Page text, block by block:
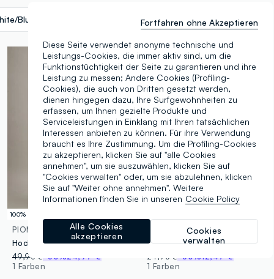
Blue/Yellow/Blue label.selectsize
100% Baumwolle
PIOMBO
Hochtaillierter Rock aus reinem Baumwollstoff mit mehrfarbigen Streifen
49,95 € -50%24,97 €
1 Farben
Weiße Minirock aus Baumwoll-Viskose-Mix mit Volants
24,95 € -50%12,47 €
1 Farben
Diese Seite verwendet anonyme technische und
Leistungs-Cookies, die immer aktiv sind, um die
Funktionstüchtigkeit der Seite zu garantieren und ihre
Leistung zu messen; Andere Cookies (Profiling-
Cookies), die auch von Dritten gesetzt werden,
dienen hingegen dazu, Ihre Surfgewohnheiten zu
erfassen, um Ihnen gezielte Produkte und
Serviceleistungen in Einklang mit Ihren tatsächlichen
Interessen anbieten zu können. Für ihre Verwendung
braucht es Ihre Zustimmung. Um die Profiling-Cookies
zu akzeptieren, klicken Sie auf "alle Cookies
annehmen", um sie auszuwählen, klicken Sie auf
"Cookies verwalten" oder, um sie abzulehnen, klicken
Sie auf "Weiter ohne annehmen". Weitere
Informationen finden Sie in unseren Cookie Policy
Cookies
verwalten
Alle Cookies
akzeptieren
Fortfahren ohne Akzeptieren